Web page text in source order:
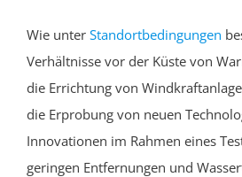
Wie unter Standortbedingungen
Verhältnisse vor der Küste von
die Errichtung von
die Erprobung von neuen
Innovationen im Rahmen eines
geringen Entfernungen und